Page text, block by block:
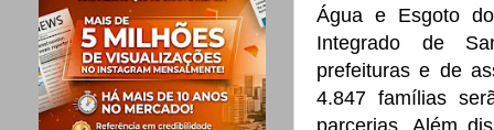
Água e Esgoto
Integrado de
prefeituras e de
4.847 famílias
parcerias. Além